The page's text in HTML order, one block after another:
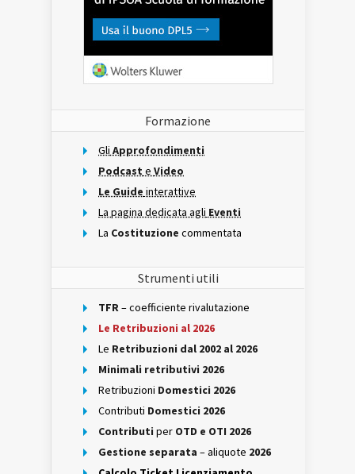
Formazione
Gli Approfondimenti
Podcast e Video
Le Guide interattive
La pagina dedicata agli Eventi
La Costituzione commentata
Strumenti utili
TFR– coefficiente rivalutazione
Le Retribuzioni al 2026
Le Retribuzioni dal 2002 al 2026
Minimali retributivi 2026
Retribuzioni Domestici 2026
Contributi Domestici 2026
Contributi per OTD e OTI 2026
Gestione separata – aliquote 2026